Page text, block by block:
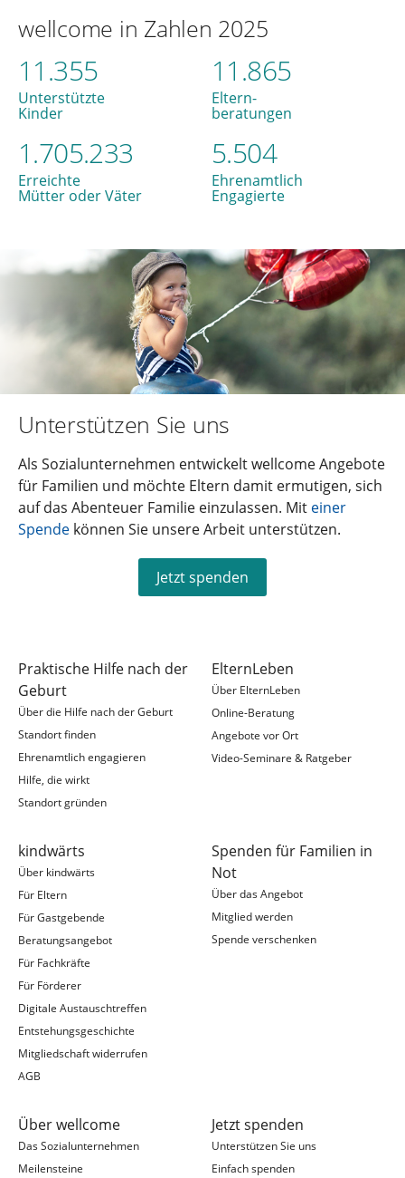
wellcome in Zahlen 2025
11.355
Unterstützte
Kinder
11.865
Eltern-
beratungen
1.705.233
Erreichte
Mütter oder Väter
5.504
Ehrenamtlich
Engagierte
Unterstützen Sie uns
Als Sozialunternehmen entwickelt wellcome Angebote
für Familien und möchte Eltern damit ermutigen, sich
auf das Abenteuer Familie einzulassen. Mit einer
Spende können Sie unsere Arbeit unterstützen.
Jetzt spenden
Praktische Hilfe nach der
Geburt
Über die Hilfe nach der Geburt
Standort finden
Ehrenamtlich engagieren
Hilfe, die wirkt
Standort gründen
ElternLeben
Über ElternLeben
Online-Beratung
Angebote vor Ort
Video-Seminare & Ratgeber
kindwärts
Über kindwärts
Für Eltern
Für Gastgebende
Beratungsangebot
Für Fachkräfte
Für Förderer
Digitale Austauschtreffen
Entstehungsgeschichte
Mitgliedschaft widerrufen
AGB
Spenden für Familien in
Not
Über das Angebot
Mitglied werden
Spende verschenken
Über wellcome
Das Sozialunternehmen
Meilensteine
Jetzt spenden
Unterstützen Sie uns
Einfach spenden